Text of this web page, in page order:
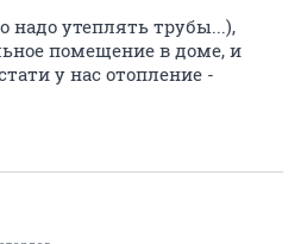
надо утеплять трубы...),
помещение в доме, и
у нас отопление -